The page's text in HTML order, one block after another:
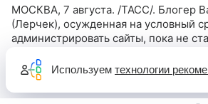
МОСКВА, 7 августа. /ТАСС/. Блогер
(Лерчек), осужденная на условный
администрировать сайты, пока не
Как
Используем технологии